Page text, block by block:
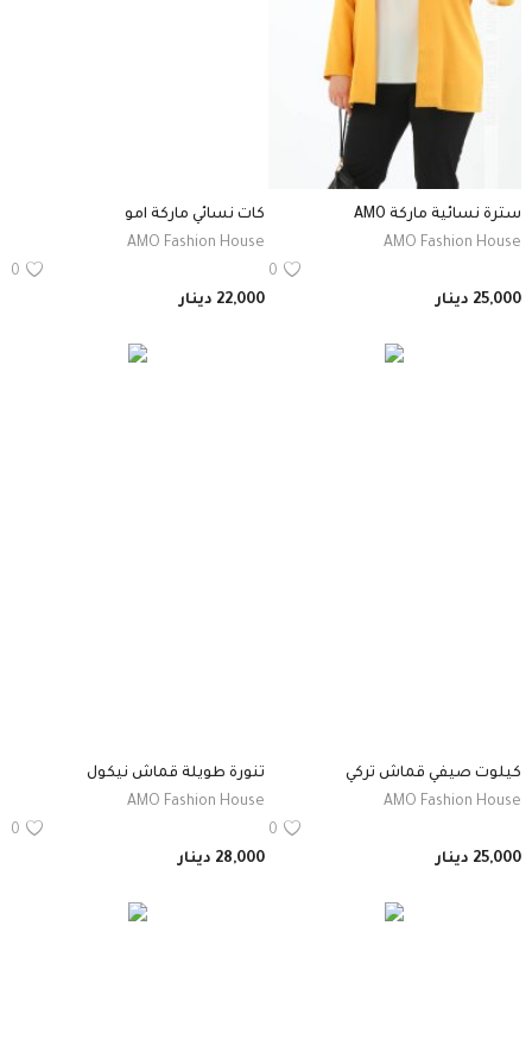
لغة
English
سترة نسائية ماركة AMO
AMO Fashion House
0
25,000 دينار
كات نسائي ماركة امو
AMO Fashion House
0
22,000 دينار
كيلوت صيفي قماش تركي
AMO Fashion House
0
25,000 دينار
تنورة طويلة قماش نيكول
AMO Fashion House
0
28,000 دينار